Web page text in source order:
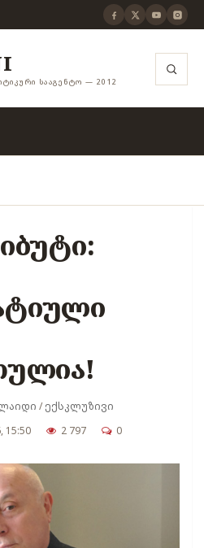
ᲡᲐᲐᲒᲔᲜᲢᲝ — 2012
უნდა არსებობდეს!›
/ექსკლუზივი
15:50 2 797 0